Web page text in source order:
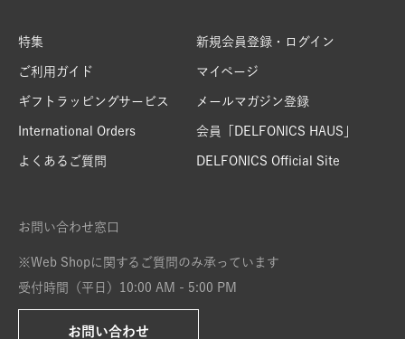
特集
ご利用ガイド
ギフトラッピングサービス
International Orders
よくあるご質問
新規会員登録・ログイン
マイページ
メールマガジン登録
会員「DELFONICS HAUS」
DELFONICS Official Site
お問い合わせ窓口
※Web Shopに関するご質問のみ承っています
受付時間（平日）10:00 AM - 5:00 PM
お問い合わせ